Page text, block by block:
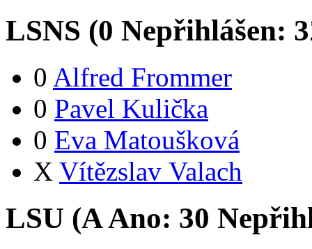
LSNS (0 Nepřihlášen: 3
0 Alfred Frommer
0 Pavel Kulička
0 Eva Matoušková
X Vítězslav Valach
LSU (AAno: 30